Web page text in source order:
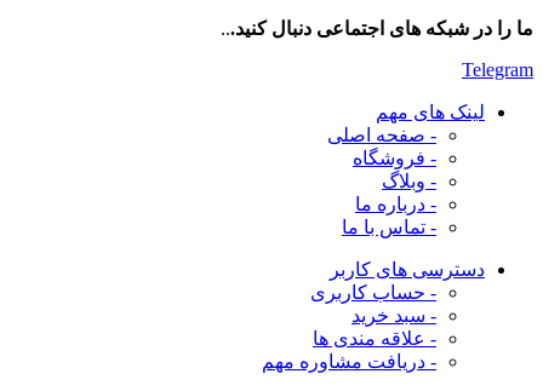
ما را در شبکه های اجتماعی دنبال کنید...
Telegram
لینک های مهم
- صفحه اصلی
- فروشگاه
- وبلاگ
- درباره ما
- تماس با ما
دسترسی های کاربر
- حساب کاربری
- سبد خرید
- علاقه مندی ها
- دریافت مشاوره مهم